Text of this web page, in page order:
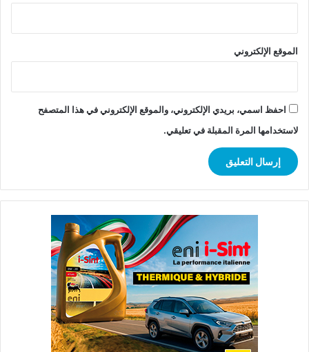
الموقع الإلكتروني
احفظ اسمي، بريدي الإلكتروني، والموقع الإلكتروني في هذا المتصفح
لاستخدامها المرة المقبلة في تعليقي.